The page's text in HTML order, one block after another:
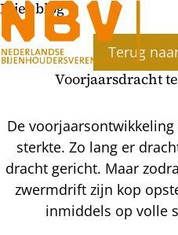
Bijenblog
Terug
Voorjaarsdracht
De
sterkte. Zo lang er
dracht gericht. Maar
zwermdrift zijn kop
inmiddels op volle